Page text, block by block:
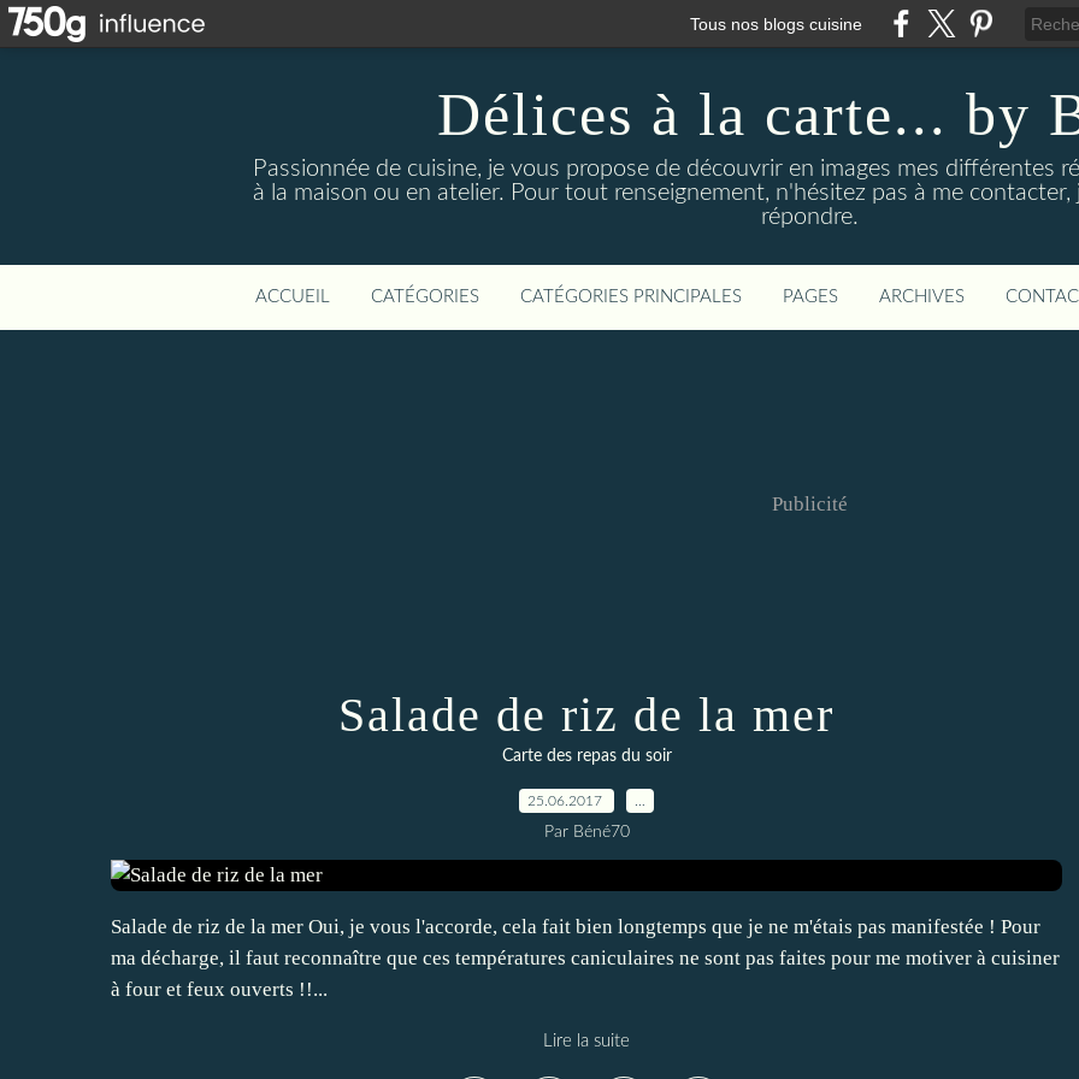
Tous nos blogs cuisine
Délices à la carte... by
Passionnée de cuisine, je vous propose de découvrir en images mes différentes
à la maison ou en atelier. Pour tout renseignement, n'hésitez pas à me
répondre.
ACCUEIL CATÉGORIES CATÉGORIES PRINCIPALES PAGES ARCHIVES
Publicité
Salade de riz de la mer
Carte des repas du soir
25.06.2017
Par Béné70
Salade de riz de la mer Oui, je vous l'accorde, cela fait bien longtemps que je ne m'étais pas manifestée ! Pour
ma décharge, il faut reconnaître que ces températures caniculaires ne sont pas faites pour me motiver à cuisiner
à four et feux ouverts !!...
Lire la suite